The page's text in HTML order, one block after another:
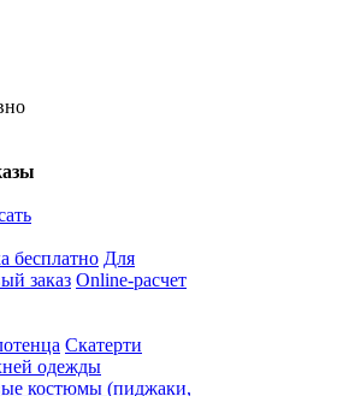
бесплатно Для
заказ Online-расчет
Скатерти
одежды
костюмы (пиджаки,